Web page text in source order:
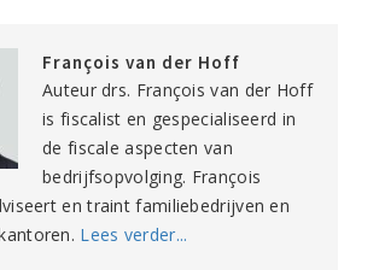
François van der Hoff
Auteur drs. François van der Hoff
is fiscalist en gespecialiseerd in
de fiscale aspecten van
bedrijfsopvolging. François
en traint familiebedrijven en
Lees verder...